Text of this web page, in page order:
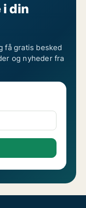
i din
få gratis besked
og nyheder fra